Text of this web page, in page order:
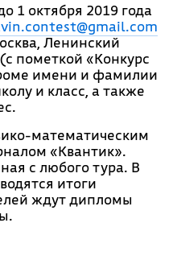
1 октября 2019 года
Ленинский
пометкой «Конкурс
имени и фамилии
и класс, а также
математическим
«Квантик».
с любого тура. В
итоги
ждут дипломы